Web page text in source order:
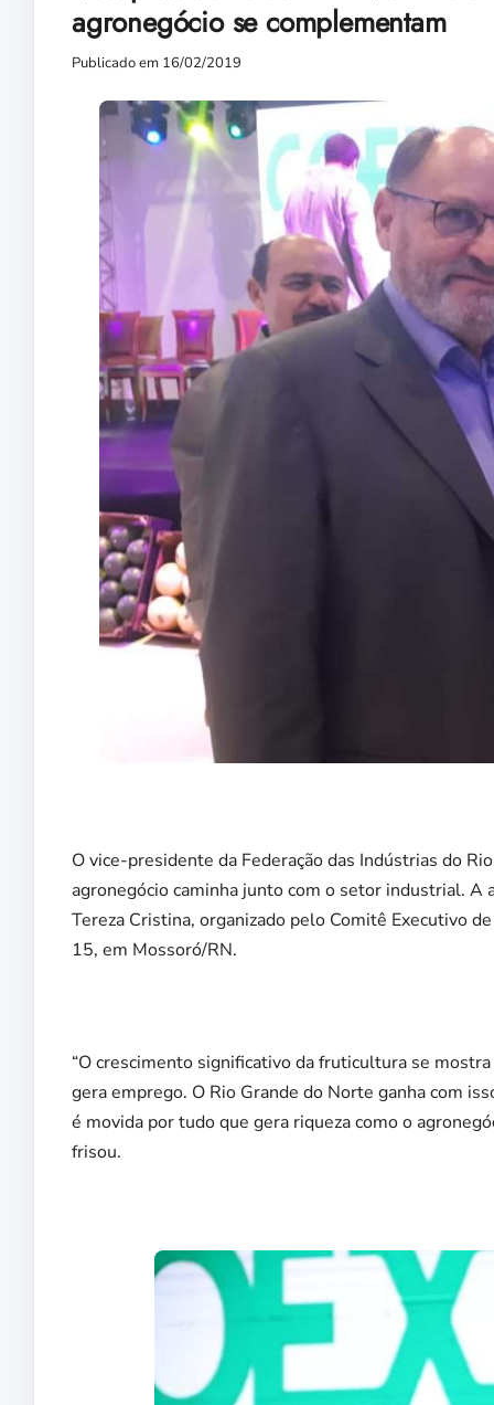
agronegócio se complementam
Publicado em 16/02/2019
O vice-presidente da Federação das Indústrias do
agronegócio caminha junto com o setor industrial.
Tereza Cristina, organizado pelo Comitê Executivo
15, em Mossoró/RN.
“O crescimento significativo da fruticultura se
gera emprego. O Rio Grande do Norte ganha com
é movida por tudo que gera riqueza como o
frisou.